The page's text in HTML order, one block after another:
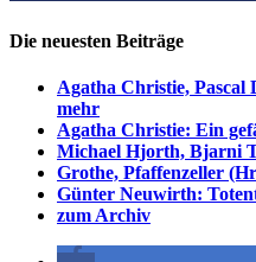
Die neuesten Beiträge
Agatha Christie, Pascal
mehr
Agatha Christie: Ein
Michael Hjorth, Bjarni
Grothe, Pfaffenzeller
Günter Neuwirth:
zum Archiv